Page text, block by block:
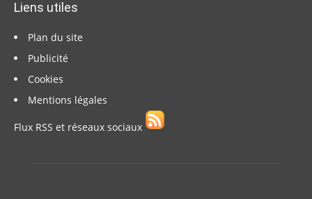
Liens utiles
Plan du site
Publicité
Cookies
Mentions légales
Flux RSS et réseaux sociaux